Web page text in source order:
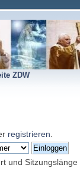
ZDW
registrieren
und Sitzungslänge